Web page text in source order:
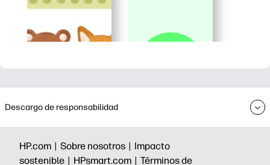
Descargo de responsabilidad
HP.com | Sobre nosotros | Impacto
sostenible | HPsmart.com | Términos de